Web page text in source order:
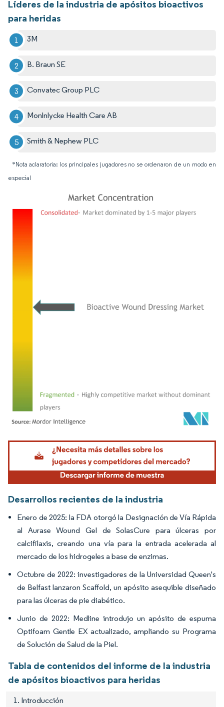
Líderes de la industria de apósitos bioactivos
para heridas
3M
B. Braun SE
Convatec Group PLC
Monlnlycke Health Care AB
Smith & Nephew PLC
*Nota aclaratoria: los principales jugadores no se ordenaron de un modo en
especial
Imagen © Mordor Intelligence. El uso requiere atribución según CC BY 4.0.
Desarrollos recientes de la industria
Enero de 2025: la FDA otorgó la Designación de Vía Rápida
al Aurase Wound Gel de SolasCure para úlceras por
calcifilaxis, creando una vía para la entrada acelerada al
mercado de los hidrogeles a base de enzimas.
Octubre de 2022: investigadores de la Universidad Queen's
de Belfast lanzaron Scaffold, un apósito asequible diseñado
para las úlceras de pie diabético.
Junio de 2022: Medline introdujo un apósito de espuma
Optifoam Gentle EX actualizado, ampliando su Programa
de Solución de Salud de la Piel.
Tabla de contenidos del informe de la industria
de apósitos bioactivos para heridas
1. Introducción